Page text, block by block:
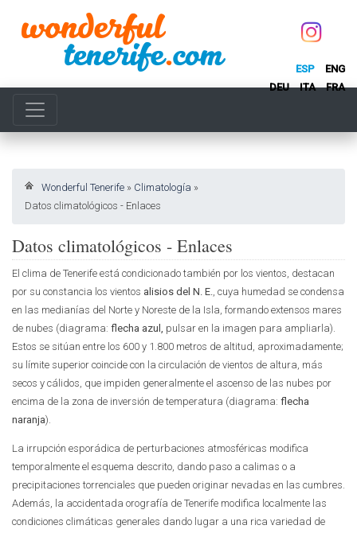
ESP
ENG
DEU
ITA FRA
Wonderful Tenerife » Climatología »
Datos climatológicos - Enlaces
Datos climatológicos - Enlaces
El clima de Tenerife está condicionado también por los vientos, destacan
por su constancia los vientos alisios del N. E., cuya humedad se condensa
en las medianías del Norte y Noreste de la Isla, formando extensos mares
de nubes (diagrama: flecha azul, pulsar en la imagen para ampliarla).
Estos se sitúan entre los 600 y 1.800 metros de altitud, aproximadamente;
su límite superior coincide con la circulación de vientos de altura, más
secos y cálidos, que impiden generalmente el ascenso de las nubes por
encima de la zona de inversión de temperatura (diagrama: flecha
naranja).
La irrupción esporádica de perturbaciones atmosféricas modifica
temporalmente el esquema descrito, dando paso a calimas o a
precipitaciones torrenciales que pueden originar nevadas en las cumbres.
Además, la accidentada orografía de Tenerife modifica localmente las
condiciones climáticas generales dando lugar a una rica variedad de